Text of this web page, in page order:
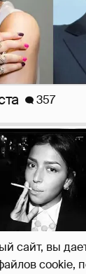
сайт, вы
cookie,
187